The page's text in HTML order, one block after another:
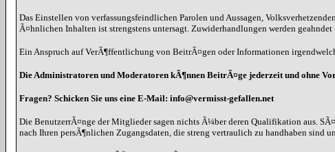
Das Einstellen von verfassungsfeindlichen Parolen und Aussagen,
Ã¤hnlichen Inhalten ist strengstens untersagt. Zuwiderhandlungen werden
Ein Anspruch auf VerÃ¶ffentlichung von BeitrÃ¤gen oder Informationen
Die Administratoren und Moderatoren kÃ¶nnen BeitrÃ¤ge jederzeit und ohne
Fragen? Schicken Sie uns eine E-Mail: info@vermisst-gefallen.net
Die BenutzerrÃ¤nge der Mitglieder sagen nichts Ã¼ber deren Qualifikation aus.
nach Ihren persÃ¶nlichen Zugangsdaten, die streng vertraulich zu handhaben